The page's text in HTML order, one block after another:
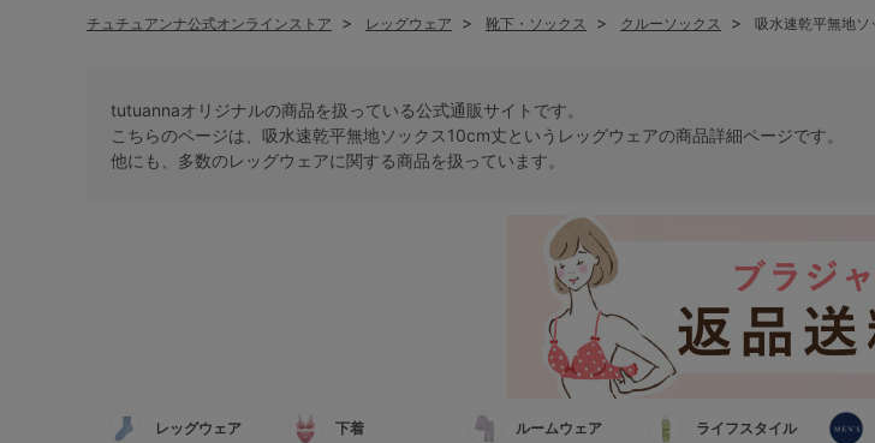
チュチュアンナ公式オンラインストア レッグウェア 靴下・ソックス クルーソックス 吸水速乾平無地
tutuannaオリジナルの商品を扱っている公式通販サイトです。
こちらのページは、吸水速乾平無地ソックス10cm丈という レッグウェアの商品詳細ページです。
他にも、多数のレッグウェアに関する商品を扱っています。
レッグウェア 下着 ルームウェア ライフスタイル